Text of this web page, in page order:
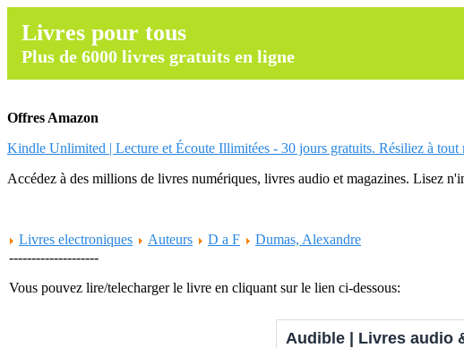
Livres pour tous
Plus de 6000 livres gratuits en ligne
Offres Amazon
Kindle Unlimited | Lecture et Écoute Illimitées - 30 jours gratuits. Résiliez à tout
Accédez à des millions de livres numériques, livres audio et magazines. Lisez
Livres electroniques
Auteurs D a F
Dumas, Alexandre
--------------------
Vous pouvez lire/telecharger le livre en cliquant sur le lien ci-dessous:
Audible | Livres audio